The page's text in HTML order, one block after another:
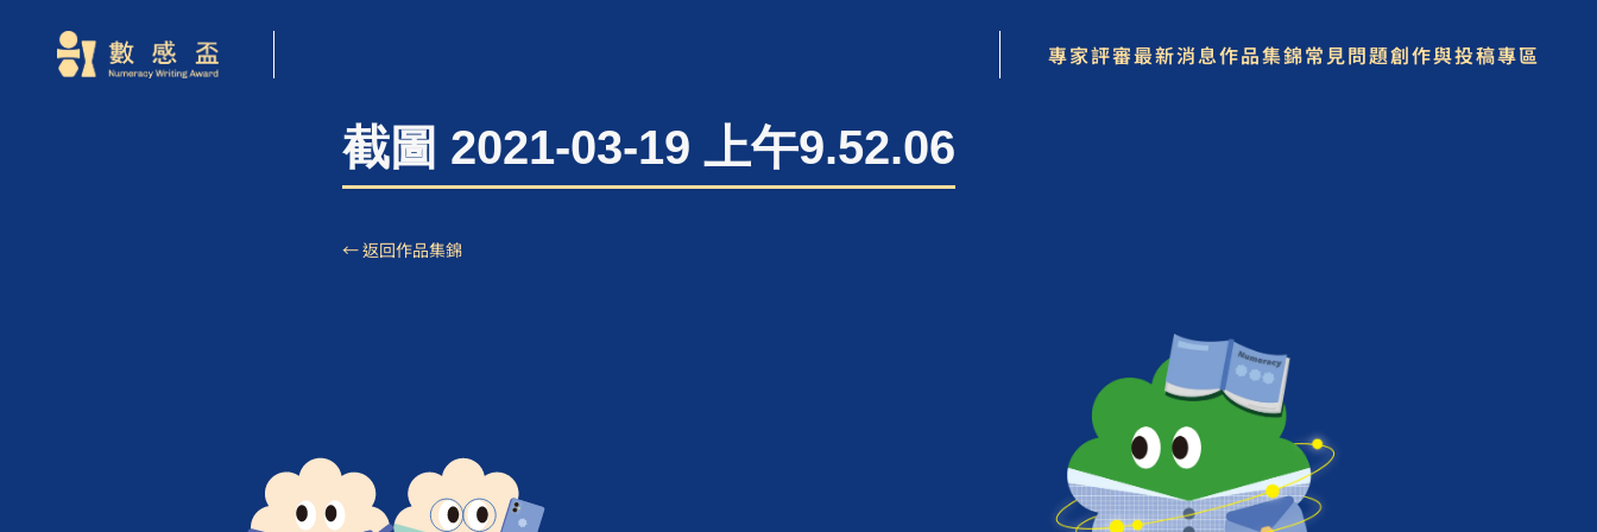
專家評審最新消息作品集錦常見問題創作與投稿專區
截圖 2021-03-19 上午9.52.06
← 返回作品集錦